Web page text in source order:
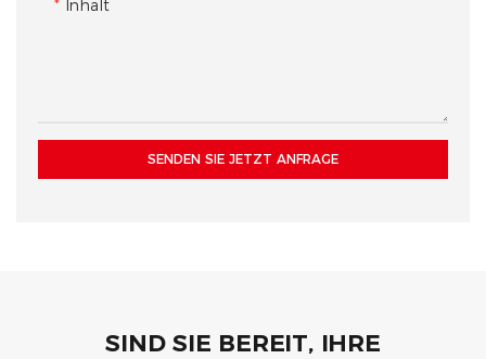
Inhalt
SENDEN SIE JETZT ANFRAGE
SIND SIE BEREIT, IHRE